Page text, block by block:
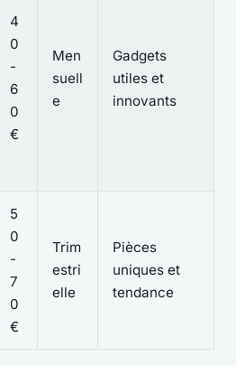
4
0
-
6
0
€
Men
suell
e
Gadgets
utiles et
innovants
5
0
-
7
0
€
Trim
estri
elle
Pièces
uniques et
tendance